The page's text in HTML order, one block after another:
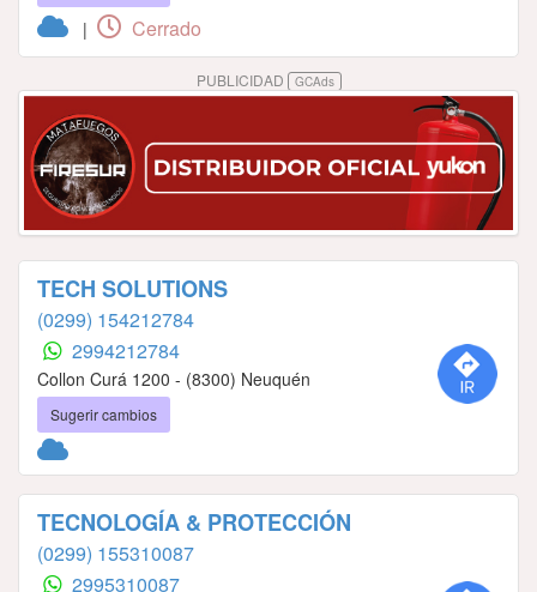
| Cerrado
PUBLICIDAD GCAds
TECH SOLUTIONS
(0299) 154212784
2994212784
Collon Curá 1200 - (8300) Neuquén
Sugerir cambios
TECNOLOGÍA & PROTECCIÓN
(0299) 155310087
2995310087